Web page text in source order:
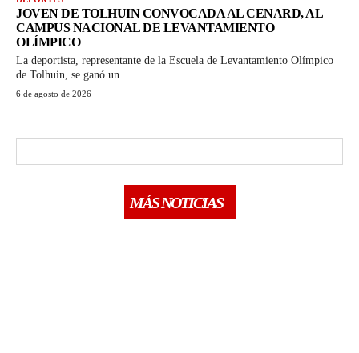
JOVEN DE TOLHUIN CONVOCADA AL CENARD, AL
CAMPUS NACIONAL DE LEVANTAMIENTO
OLÍMPICO
La deportista, representante de la Escuela de Levantamiento Olímpico
de Tolhuin, se ganó un...
6 de agosto de 2026
MÁS NOTICIAS